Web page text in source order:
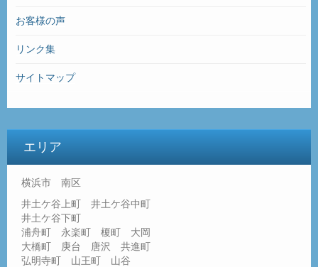
お客様の声
リンク集
サイトマップ
エリア
横浜市 南区
井土ケ谷上町 井土ケ谷中町
井土ケ谷下町
浦舟町 永楽町 榎町 大岡
大橋町 庚台 唐沢 共進町
弘明寺町 山王町 山谷